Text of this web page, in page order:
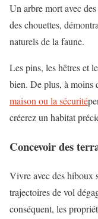
Un arbre mort avec
des chouettes,
naturels de la faune.
Les pins, les hêtres et
bien. De plus, à moins
maison ou la sécurité
créerez un habitat
Concevoir des
Vivre avec des hiboux
trajectoires de vol
conséquent, les